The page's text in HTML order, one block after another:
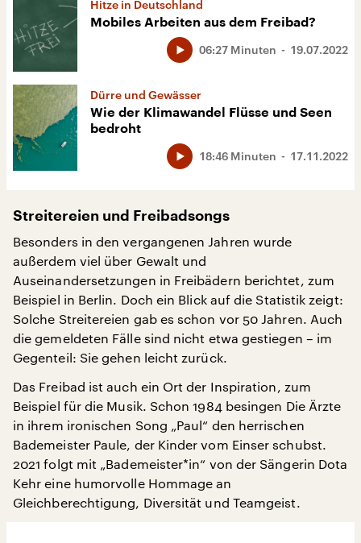
Hitze in Deutschland
Mobiles Arbeiten aus dem Freibad?
19.07.2022
06:27 Minuten
Dürre und Gewässer
Wie der Klimawandel Flüsse und Seen
bedroht
17.11.2022
18:46 Minuten
Streitereien und Freibadsongs
Besonders in den vergangenen Jahren wurde
außerdem viel über Gewalt und
Auseinandersetzungen in Freibädern berichtet, zum
Beispiel in Berlin. Doch ein Blick auf die Statistik zeigt:
Solche Streitereien gab es schon vor 50 Jahren. Auch
die gemeldeten Fälle sind nicht etwa gestiegen – im
Gegenteil: Sie gehen leicht zurück.
Das Freibad ist auch ein Ort der Inspiration, zum
Beispiel für die Musik. Schon 1984 besingen Die Ärzte
in ihrem ironischen Song „Paul“ den herrischen
Bademeister Paule, der Kinder vom Einser schubst.
2021 folgt mit „Bademeister*in“ von der Sängerin Dota
Kehr eine humorvolle Hommage an
Gleichberechtigung, Diversität und Teamgeist.